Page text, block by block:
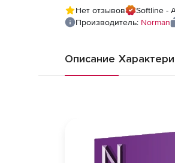
Нет отзывов
Softline -
Производитель: Norman
Описание